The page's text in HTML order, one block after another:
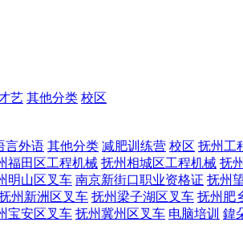
艺 其他分类 校区
言外语 其他分类 减肥训练营 校区 抚州工
福田区工程机械 抚州相城区工程机械 抚
明山区叉车 南京新街口职业资格证 抚州
州新洲区叉车 抚州梁子湖区叉车 抚州肥
宝安区叉车 抚州冀州区叉车 电脑培训 鍏